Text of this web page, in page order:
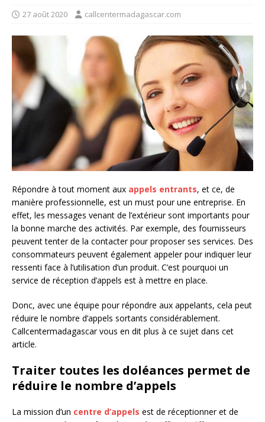
27 août 2020 callcentermadagascar.com
Répondre à tout moment aux appels entrants, et ce, de
manière professionnelle, est un must pour une entreprise. En
effet, les messages venant de l’extérieur sont importants pour
la bonne marche des activités. Par exemple, des fournisseurs
peuvent tenter de la contacter pour proposer ses services. Des
consommateurs peuvent également appeler pour indiquer leur
ressenti face à l’utilisation d’un produit. C’est pourquoi un
service de réception d’appels est à mettre en place.
Donc, avec une équipe pour répondre aux appelants, cela peut
réduire le nombre d’appels sortants considérablement.
Callcentermadagascar vous en dit plus à ce sujet dans cet
article.
Traiter toutes les doléances permet de
réduire le nombre d’appels
La mission d’un centre d’appels est de réceptionner et de